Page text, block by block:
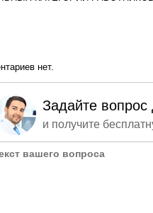
нет.
Задайте
и получите